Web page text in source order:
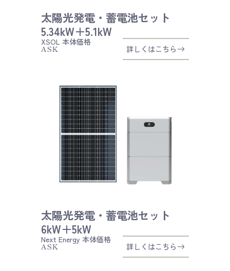
太陽光発電・蓄電池セット
5.34kW＋5.1kW
XSOL 本体価格
ASK 詳しくはこちら
太陽光発電・蓄電池セット
6kW＋5kW
Next Energy 本体価格
ASK 詳しくはこちら